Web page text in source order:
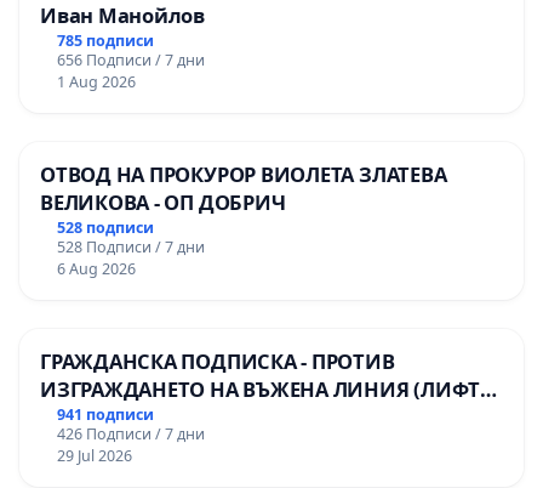
Иван Манойлов
785 подписи
656 Подписи / 7 дни
1 Aug 2026
ОТВОД НА ПРОКУРОР ВИОЛЕТА ЗЛАТЕВА
ВЕЛИКОВА - ОП ДОБРИЧ
528 подписи
528 Подписи / 7 дни
6 Aug 2026
ГРАЖДАНСКА ПОДПИСКА - ПРОТИВ
ИЗГРАЖДАНЕТО НА ВЪЖЕНА ЛИНИЯ (ЛИФТ)
НА ТЕРИТОРИЯТА НА ПРИРОДНА
ЗАБЕЛЕЖИТЕЛНОСТ „ХЪЛМ НА
ОСВОБОДИТЕЛИТЕ“ (БУНАРДЖИК)
941 подписи
426 Подписи / 7 дни
29 Jul 2026